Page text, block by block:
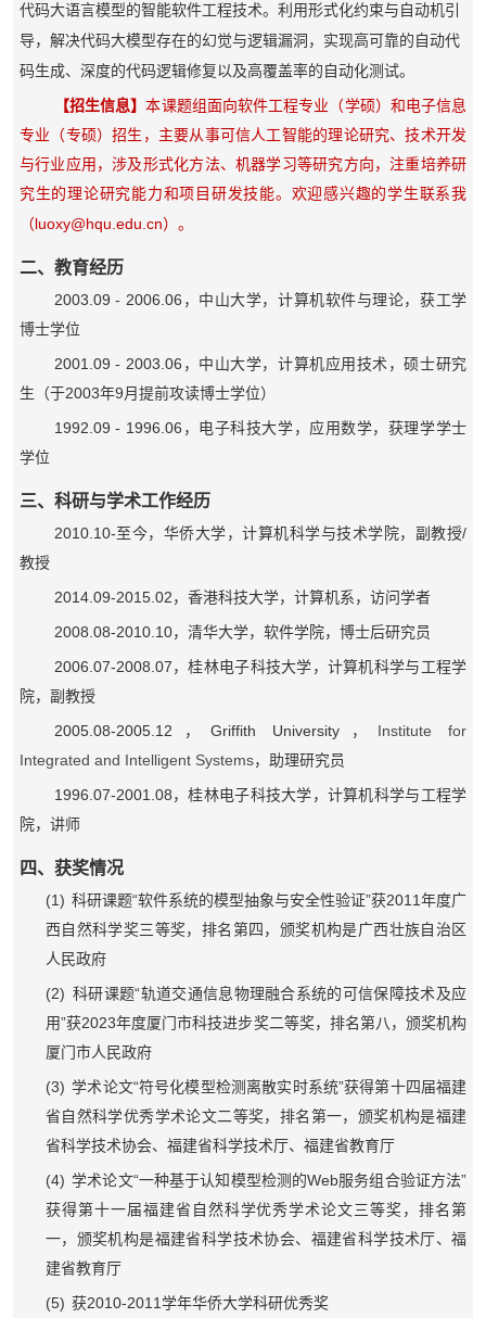
代码大语言模型的智能软件工程技术。利用形式化约束与自动机引
导，解决代码大模型存在的幻觉与逻辑漏洞，实现高可靠的自动代
码生成、深度的代码逻辑修复以及高覆盖率的自动化测试。
【招生信息】本课题组面向软件工程专业（学硕）和电子信息
专业（专硕）招生，主要从事可信人工智能的理论研究、技术开发
与行业应用，涉及形式化方法、机器学习等研究方向，注重培养研
究生的理论研究能力和项目研发技能。欢迎感兴趣的学生联系我
（luoxy@hqu.edu.cn）。
二、教育经历
2003.09 - 2006.06 ，中山大学，计算机软件与理论，获工学
博士学位
2001.09 - 2003.06 ，中山大学，计算机应用技术，硕士研究
生（于2003年9 月提前攻读博士学位）
1992.09 - 1996.06 ，电子科技大学，应用数学，获理学学士
学位
三、科研与学术工作经历
2010.10-至今，华侨大学，计算机科学与技术学院，副教授/
教授
2014.09-2015.02 ，香港科技大学，计算机系，访问学者
2008.08-2010.10，清华大学，软件学院，博士后研究员
2006.07-2008.07 ，桂林电子科技大学，计算机科学与工程学
院，副教授
2005.08-2005.12 ，Griffith University ， Institute for
Integrated and Intelligent Systems，助理研究员
1996.07-2001.08 ，桂林电子科技大学，计算机科学与工程学
院，讲师
四、获奖情况
(1) 科研课题“软件系统的模型抽象与安全性验证”获2011年度广
西自然科学奖三等奖，排名第四，颁奖机构是广西壮族自治区
人民政府
(2) 科研课题“轨道交通信息物理融合系统的可信保障技术及应
用”获2023年度厦门市科技进步奖二等奖，排名第八，颁奖机构
厦门市人民政府
(3) 学术论文“符号化模型检测离散实时系统”获得第十四届福建
省自然科学优秀学术论文二等奖，排名第一，颁奖机构是福建
省科学技术协会、福建省科学技术厅、福建省教育厅
(4) 学术论文“一种基于认知模型检测的Web服务组合验证方法”
获得第十一届福建省自然科学优秀学术论文三等奖，排名第
一，颁奖机构是福建省科学技术协会、福建省科学技术厅、福
建省教育厅
(5) 获2010-2011 学年华侨大学科研优秀奖